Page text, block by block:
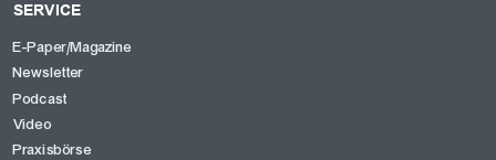
SERVICE
E-Paper/Magazine
Newsletter
Podcast
Video
Praxisbörse